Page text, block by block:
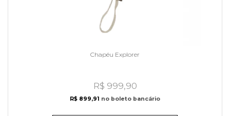
Chapéu Explorer
R$ 999,90
R$ 899,91 no boleto bancário